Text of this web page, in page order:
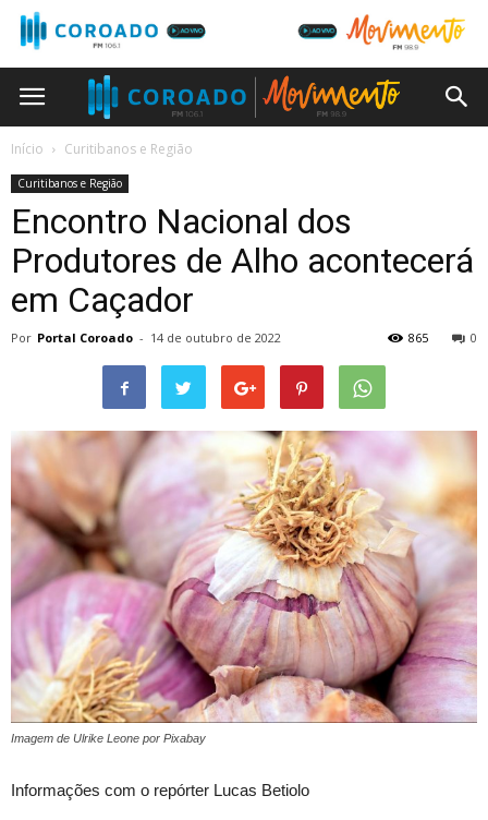
Início Curitibanos e Região
Curitibanos e Região
Encontro Nacional dos
Produtores de Alho acontecerá
em Caçador
Por Portal Coroado - 14 de outubro de 2022 0
865
Imagem de Ulrike Leone por Pixabay
Informações com o repórter Lucas Betiolo